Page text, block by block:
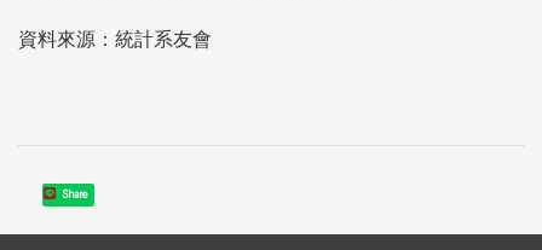
資料來源：統計系友會
Share